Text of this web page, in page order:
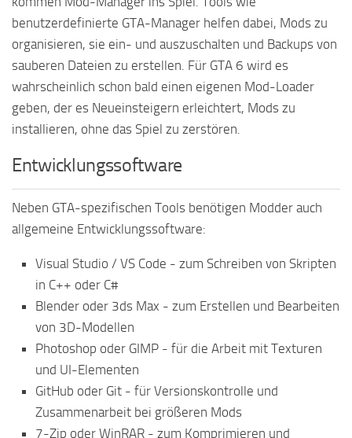
benutzerdefinierte GTA-Manager helfen dabei, Mods zu
organisieren, sie ein- und auszuschalten und Backups von
sauberen Dateien zu erstellen. Für GTA 6 wird es
wahrscheinlich schon bald einen eigenen Mod-Loader
geben, der es Neueinsteigern erleichtert, Mods zu
installieren, ohne das Spiel zu zerstören.
Entwicklungssoftware
Neben GTA-spezifischen Tools benötigen Modder auch
allgemeine Entwicklungssoftware:
Visual Studio / VS Code - zum Schreiben von Skripten
in C++ oder C#
Blender oder 3ds Max - zum Erstellen und Bearbeiten
von 3D-Modellen
Photoshop oder GIMP - für die Arbeit mit Texturen
und UI-Elementen
GitHub oder Git - für Versionskontrolle und
Zusammenarbeit bei größeren Mods
7-Zip oder WinRAR - zum Komprimieren und